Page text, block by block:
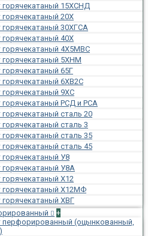
горячекатаный 15ХСНД
горячекатаный 20Х
горячекатаный 30ХГСА
горячекатаный 40Х
горячекатаный 4Х5МВС
горячекатаный 5ХНМ
горячекатаный 65Г
горячекатаный 6ХВ2С
горячекатаный 9ХС
горячекатаный РСД и РСА
горячекатаный сталь 20
горячекатаный сталь 3
горячекатаный сталь 35
горячекатаный сталь 45
горячекатаный У8
горячекатаный У8А
горячекатаный Х12
горячекатаный Х12МФ
горячекатаный ХВГ
+
перфорированный (оцынкованный,